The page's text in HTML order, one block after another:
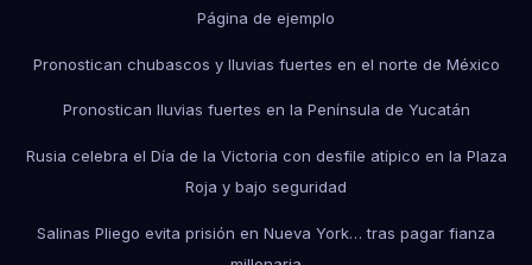
Página de ejemplo
Pronostican chubascos y lluvias fuertes en el norte de México
Pronostican lluvias fuertes en la Península de Yucatán
Rusia celebra el Día de la Victoria con desfile atípico en la Plaza
Roja y bajo seguridad
Salinas Pliego evita prisión en Nueva York… tras pagar fianza